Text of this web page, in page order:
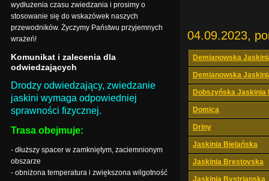
04.09.2023,
Demianowska
Demianowska
Dobszyńska Jaskinia
Domica
Driny
Jaskinia Bielańska
Jaskinia Brestovska
Jaskinia Bystrianska
wydłużenia czasu zwiedzania i prosimy o
stosowanie się do wskazówek naszych
przewodników. Życzymy Państwu przyjemnych
wrażeń!
Komunikat i zalecenia dla
odwiedzających
Drodzy odwiedzający, zwiedzanie
jaskini wymaga odpowiedniej
sprawności fizycznej.
Trasa obejmuje:
- dłuższy spacer w zamkniętym, zaciemnionym
obszarze
- obniżona temperatura i zwiększona wilgotność